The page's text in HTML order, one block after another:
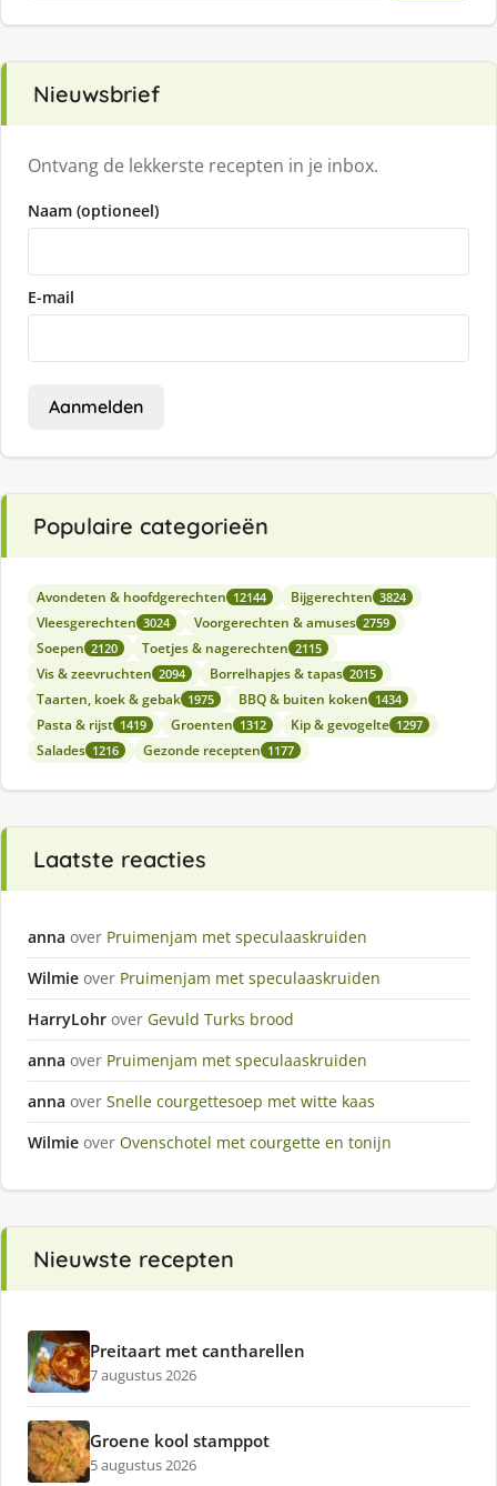
Nieuwsbrief
Ontvang de lekkerste recepten in je inbox.
Naam (optioneel)
E-mail
Aanmelden
Populaire categorieën
Avondeten & hoofdgerechten 12144 Bijgerechten 3824
Vleesgerechten 3024 Voorgerechten & amuses 2759
Soepen 2120 Toetjes & nagerechten 2115
Vis & zeevruchten 2094 Borrelhapjes & tapas 2015
Taarten, koek & gebak 1975 BBQ & buiten koken 1434
Pasta & rijst 1419 Groenten 1312 Kip & gevogelte 1297
Salades 1216 Gezonde recepten 1177
Laatste reacties
anna over Pruimenjam met speculaaskruiden
Wilmie over Pruimenjam met speculaaskruiden
HarryLohr over Gevuld Turks brood
anna over Pruimenjam met speculaaskruiden
anna over Snelle courgettesoep met witte kaas
Wilmie over Ovenschotel met courgette en tonijn
Nieuwste recepten
Preitaart met cantharellen
7 augustus 2026
Groene kool stamppot
5 augustus 2026